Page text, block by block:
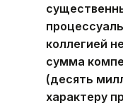
коллегией
сумма
(десять
характеру